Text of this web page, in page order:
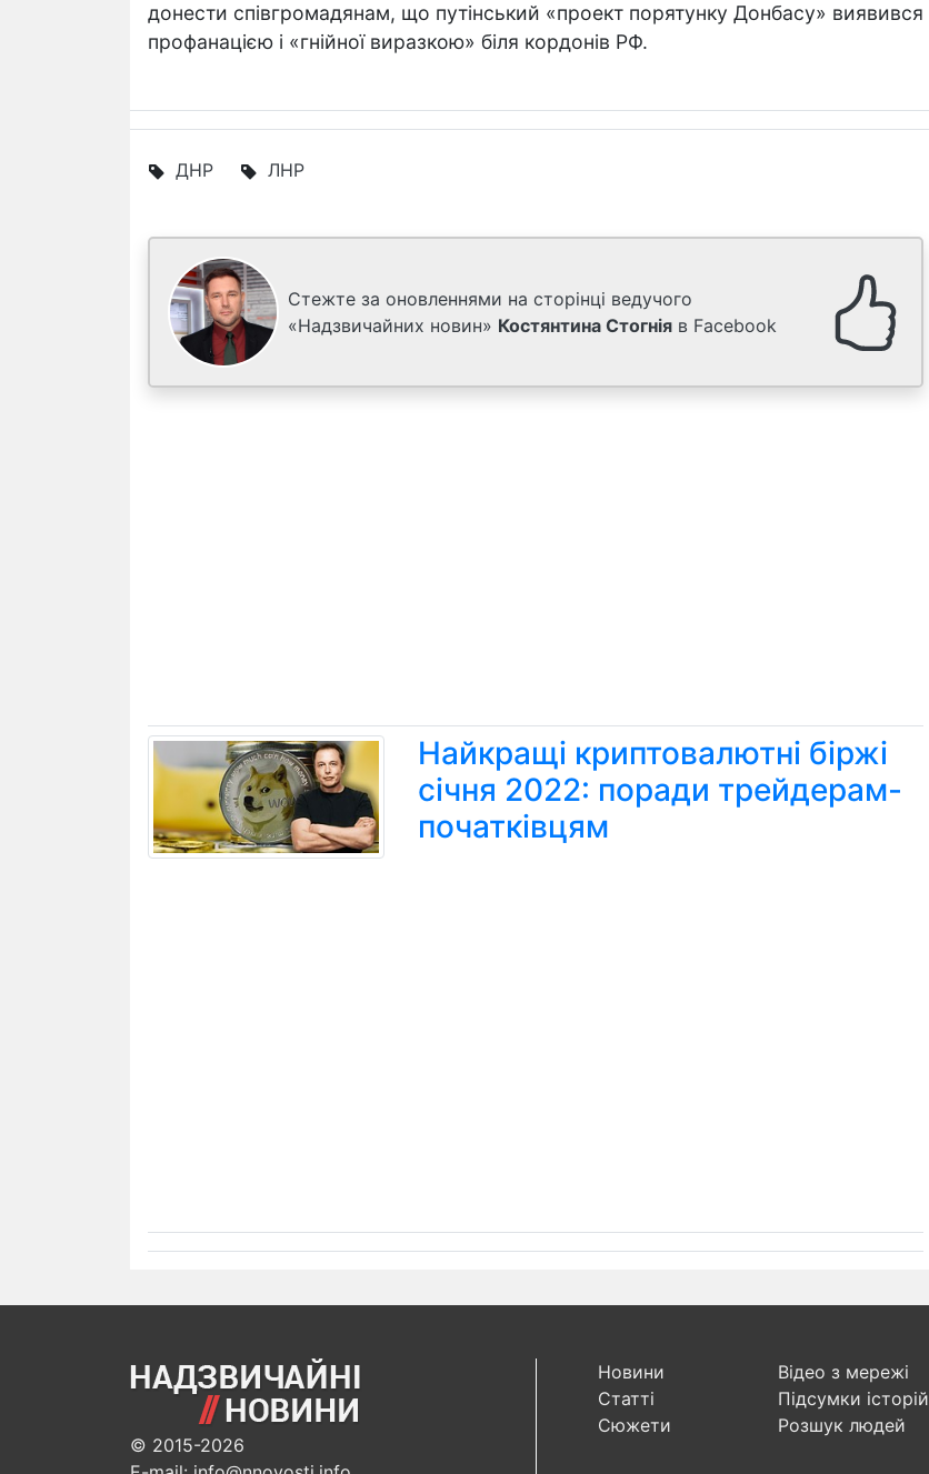
донести співгромадянам, що путінський «проект порятунку Донбасу» виявився
профанацією і «гнійної виразкою» біля кордонів РФ.
ДНР ЛНР
Стежте за оновленнями на сторінці ведучого
«Надзвичайних новин» Костянтина Стогнія в Facebook
Найкращі криптовалютні біржі
січня 2022: поради трейдерам-
початківцям
© 2015-2026
Новини
Статті
Сюжети
Відео з мережі
Підсумки історій
Розшук людей